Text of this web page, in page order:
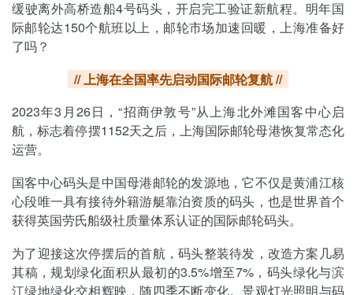
缓驶离外高桥造船4号码头，开启完工验证新航程。明年国
际邮轮达150个航班以上，邮轮市场加速回暖，上海准备好
了吗？
// 上海在全国率先启动国际邮轮复航 //
2023年3月26日，“招商伊敦号”从上海北外滩国客中心启
航，标志着停摆1152天之后，上海国际邮轮母港恢复常态化
运营。
国客中心码头是中国母港邮轮的发源地，它不仅是黄浦江核
心段唯一具有接待外籍游艇靠泊资质的码头，也是世界首个
获得英国劳氏船级社质量体系认证的国际邮轮码头。
为了迎接这次停摆后的首航，码头整装待发，改造方案几易
其稿，规划绿化面积从最初的3.5%增至7%，码头绿化与滨
江绿地绿化交相辉映，随四季不断变化。景观灯光照明与码